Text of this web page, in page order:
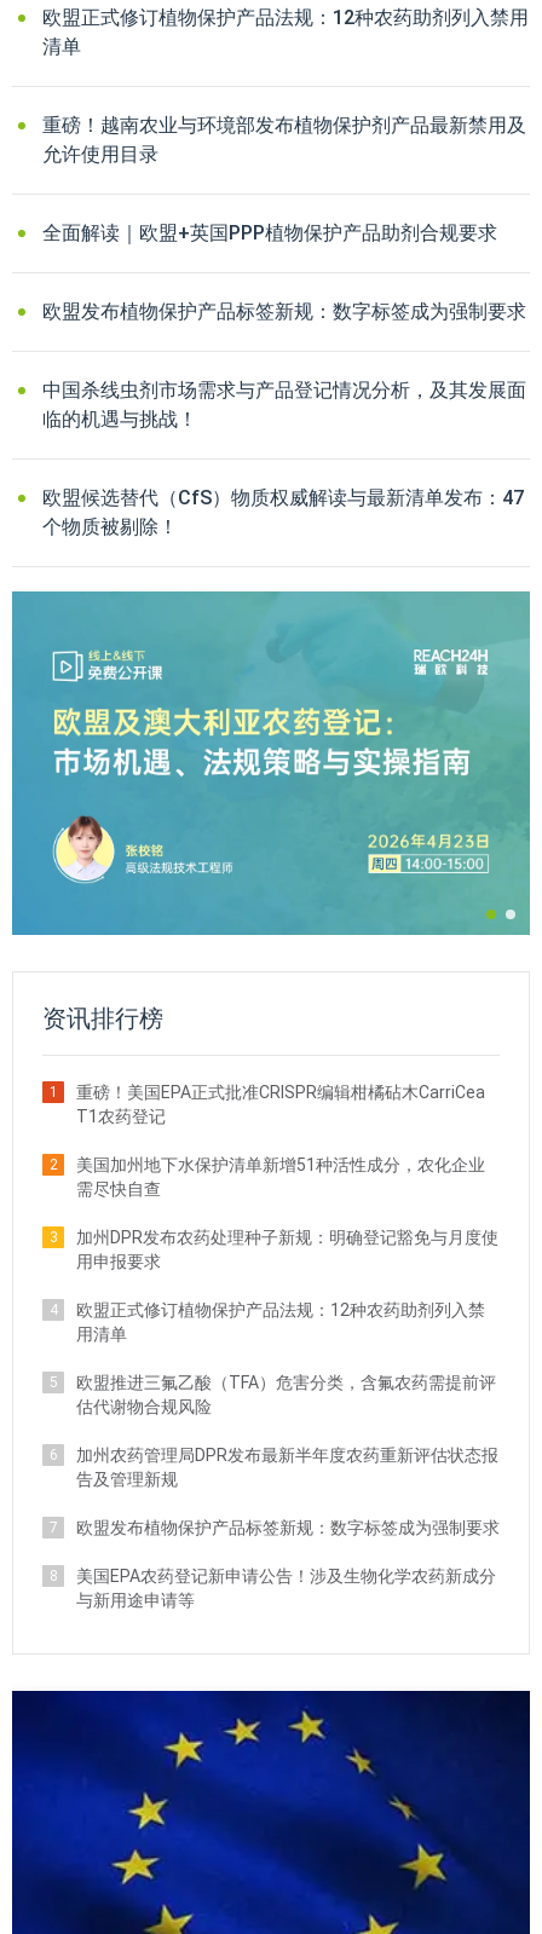
欧盟正式修订植物保护产品法规：12种农药助剂列入禁用
清单
重磅！越南农业与环境部发布植物保护剂产品最新禁用及
允许使用目录
全面解读｜欧盟+英国PPP植物保护产品助剂合规要求
欧盟发布植物保护产品标签新规：数字标签成为强制要求
中国杀线虫剂市场需求与产品登记情况分析，及其发展面
临的机遇与挑战！
欧盟候选替代（CfS）物质权威解读与最新清单发布：47
个物质被剔除！
资讯排行榜
1
重磅！美国EPA正式批准CRISPR编辑柑橘砧木CarriCea
T1农药登记
2
美国加州地下水保护清单新增51种活性成分，农化企业
需尽快自查
3
加州DPR发布农药处理种子新规：明确登记豁免与月度使
用申报要求
4
欧盟正式修订植物保护产品法规：12种农药助剂列入禁
用清单
5
欧盟推进三氟乙酸（TFA）危害分类，含氟农药需提前评
估代谢物合规风险
6
加州农药管理局DPR发布最新半年度农药重新评估状态报
告及管理新规
7 欧盟发布植物保护产品标签新规：数字标签成为强制要求
8
美国EPA农药登记新申请公告！涉及生物化学农药新成分
与新用途申请等